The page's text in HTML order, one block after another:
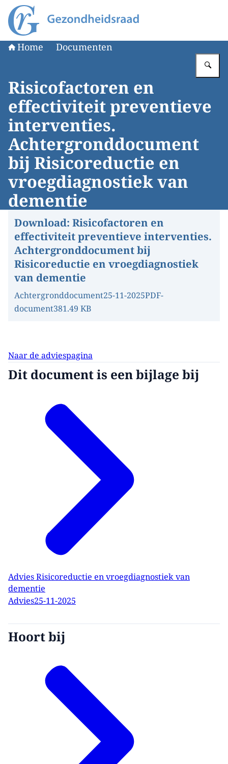
Naar de homepage van Gezondheidsraad
Home Documenten
Risicofactoren en
effectiviteit preventieve
interventies.
Achtergronddocument
bij Risicoreductie en
vroegdiagnostiek van
dementie
Download: Risicofactoren en
effectiviteit preventieve interventies.
Achtergronddocument bij
Risicoreductie en vroegdiagnostiek
van dementie
Achtergronddocument25-11-2025PDF-
document381.49 KB
Naar de adviespagina
Dit document is een bijlage bij
Advies Risicoreductie en vroegdiagnostiek van
dementie
Advies25-11-2025
Hoort bij